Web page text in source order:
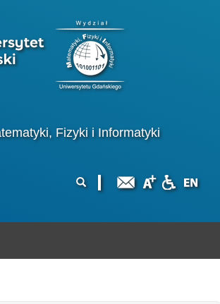
Fizyki i Informatyki